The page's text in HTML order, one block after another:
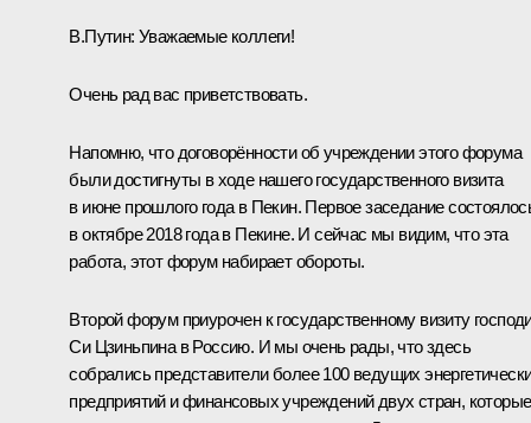
В.Путин: Уважаемые коллеги!
Очень рад вас приветствовать.
Напомню, что договорённости об учреждении этого форума
были достигнуты в ходе нашего государственного визита
в июне прошлого года в Пекин. Первое заседание
в октябре 2018 года в Пекине. И сейчас мы видим, что эта
работа, этот форум набирает обороты.
Второй форум приурочен к государственному визиту
Си Цзиньпина в Россию. И мы очень рады, что здесь
собрались представители более 100 ведущих
предприятий и финансовых учреждений двух стран, которые